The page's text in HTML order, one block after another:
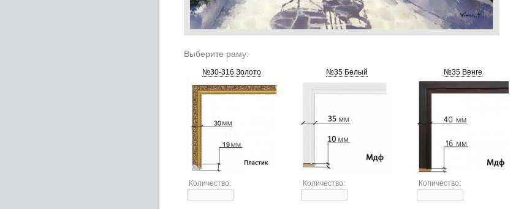
Выберите раму:
№30-316 Золото
Количество:
№35 Белый
Количество:
№35 Венге
Количество: